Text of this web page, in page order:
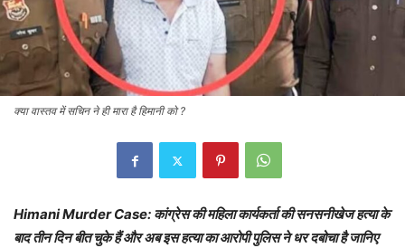
क्या वास्तव में सचिन ने ही मारा है हिमानी को ?
Himani Murder Case: कांग्रेस की महिला कार्यकर्ता की सनसनीखेज हत्या के
बाद तीन दिन बीत चुके हैं और अब इस हत्या का आरोपी पुलिस ने धर दबोचा है जानिए